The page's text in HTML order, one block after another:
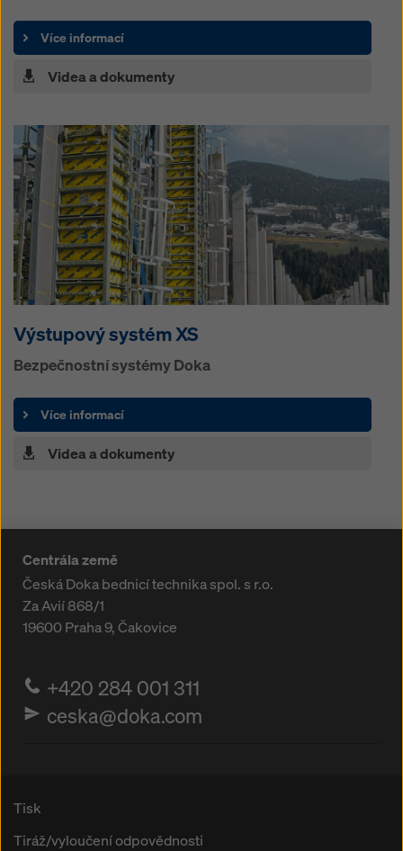
Více informací
Videa a dokumenty
Výstupový systém XS
Bezpečnostní systémy Doka
Více informací
Videa a dokumenty
Centrála země
Česká Doka bednicí technika spol. s r.o.
Za Avií 868/1
19600Praha 9, Čakovice
+420 284 001 311
ceska@doka.com
Tisk
Tiráž/vyloučení odpovědnosti